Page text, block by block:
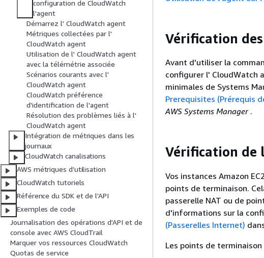
configuration de CloudWatch
l'agent
Démarrez l' CloudWatch agent
Métriques collectées par l'
CloudWatch agent
Utilisation de l' CloudWatch agent
avec la télémétrie associée
Scénarios courants avec l'
CloudWatch agent
CloudWatch préférence
d'identification de l'agent
Résolution des problèmes liés à l'
CloudWatch agent
Intégration de métriques dans les
journaux
CloudWatch canalisations
AWS métriques d’utilisation
CloudWatch tutoriels
Référence du SDK et de l'API
Exemples de code
Journalisation des opérations d'API et de
console avec AWS CloudTrail
Marquer vos ressources CloudWatch
Quotas de service
Vérification
Avant d'utiliser la
configurer l' CloudWatch
minimales de Systems
Prerequisites (Prérequis
AWS Systems Manager .
Vérification de
Vos instances Amazon
points de terminaison.
passerelle NAT ou de
d'informations sur la
(Passerelles Internet)
Les points de